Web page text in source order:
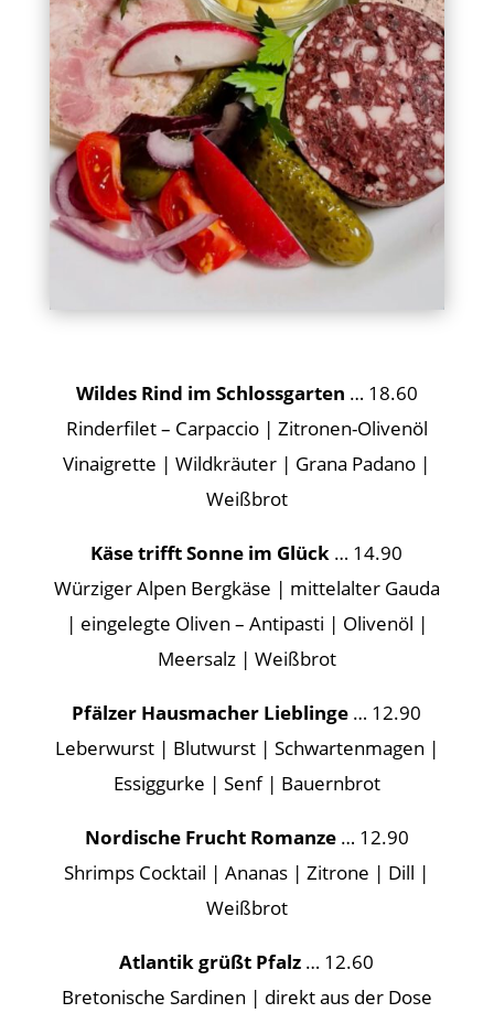
Wildes Rind im Schlossgarten … 18.60
Rinderfilet – Carpaccio | Zitronen-Olivenöl
Vinaigrette | Wildkräuter | Grana Padano |
Weißbrot
Käse trifft Sonne im Glück … 14.90
Würziger Alpen Bergkäse | mittelalter Gauda
| eingelegte Oliven – Antipasti | Olivenöl |
Meersalz | Weißbrot
Pfälzer Hausmacher Lieblinge … 12.90
Leberwurst | Blutwurst | Schwartenmagen |
Essiggurke | Senf | Bauernbrot
Nordische Frucht Romanze… 12.90
Shrimps Cocktail | Ananas | Zitrone | Dill |
Weißbrot
Atlantik grüßt Pfalz … 12.60
Bretonische Sardinen | direkt aus der Dose